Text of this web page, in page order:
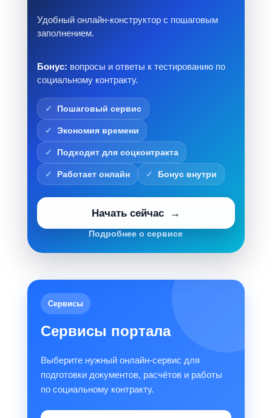
Удобный онлайн-конструктор с пошаговым
заполнением.
Бонус: вопросы и ответы к тестированию по
социальному контракту.
Пошаговый сервис
Экономия времени
Подходит для соцконтракта
Работает онлайн Бонус внутри
Начать сейчас
Подробнее о сервисе
Сервисы
Сервисы портала
Выберите нужный онлайн-сервис для
подготовки документов, расчётов и работы
по социальному контракту.